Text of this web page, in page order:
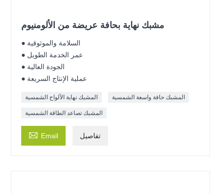
مشبك نهاية بحافة عريضة من الألومنيوم
● السلامة والموثوقية
● عمر الخدمة الطويل
● الجودة العالية
● عملية الإنتاج السريعة
المشبك نهاية الألواح الشمسية المشبك حافة واسعة الشمسية
المشبك تصاعد الطاقة الشمسية
 Email تفاصيل